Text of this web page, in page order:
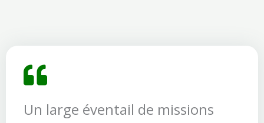
Un large éventail de missions